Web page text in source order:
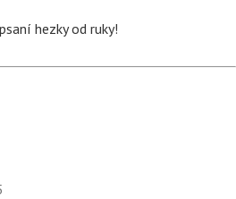
hezky od ruky!